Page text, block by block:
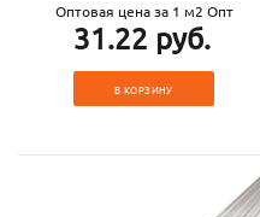
Оптовая цена за 1 м2 Опт
31.22 руб.
В КОРЗИНУ